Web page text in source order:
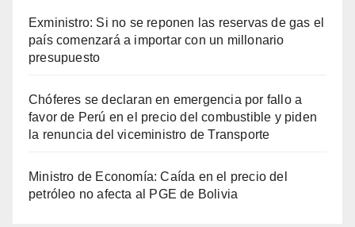
Exministro: Si no se reponen las reservas de gas el
país comenzará a importar con un millonario
presupuesto
Chóferes se declaran en emergencia por fallo a
favor de Perú en el precio del combustible y piden
la renuncia del viceministro de Transporte
Ministro de Economía: Caída en el precio del
petróleo no afecta al PGE de Bolivia